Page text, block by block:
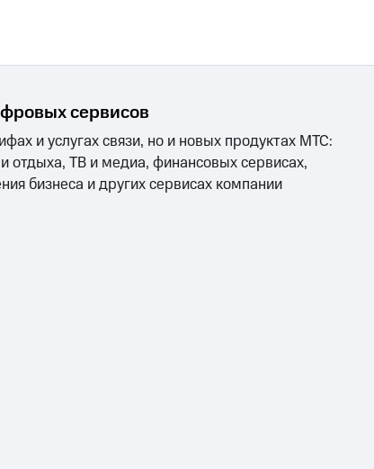
сервисов
и услугах связи, но и новых продуктах МТС:
ТВ и медиа, финансовых сервисах,
бизнеса и других сервисах компании